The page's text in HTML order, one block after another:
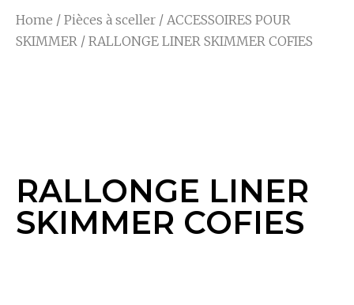
Home / Pièces à sceller / ACCESSOIRES POUR
SKIMMER / RALLONGE LINER SKIMMER COFIES
RALLONGE LINER
SKIMMER COFIES